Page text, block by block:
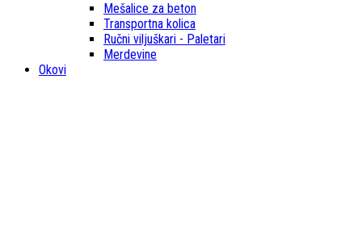
Mešalice za beton
Transportna kolica
Ručni viljuškari - Paletari
Merdevine
Okovi